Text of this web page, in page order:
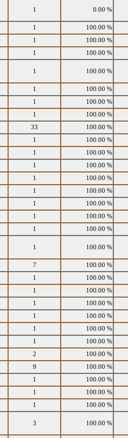
1 0.00 %
1 100.00 %
1 100.00 %
1 100.00 %
1 100.00 %
1 100.00 %
1 100.00 %
1 100.00 %
33 100.00 %
1 100.00 %
1 100.00 %
1 100.00 %
1 100.00 %
1 100.00 %
1 100.00 %
1 100.00 %
1 100.00 %
1 100.00 %
7 100.00 %
1 100.00 %
1 100.00 %
1 100.00 %
1 100.00 %
1 100.00 %
1 100.00 %
2 100.00 %
9 100.00 %
1 100.00 %
1 100.00 %
1 100.00 %
3 100.00 %